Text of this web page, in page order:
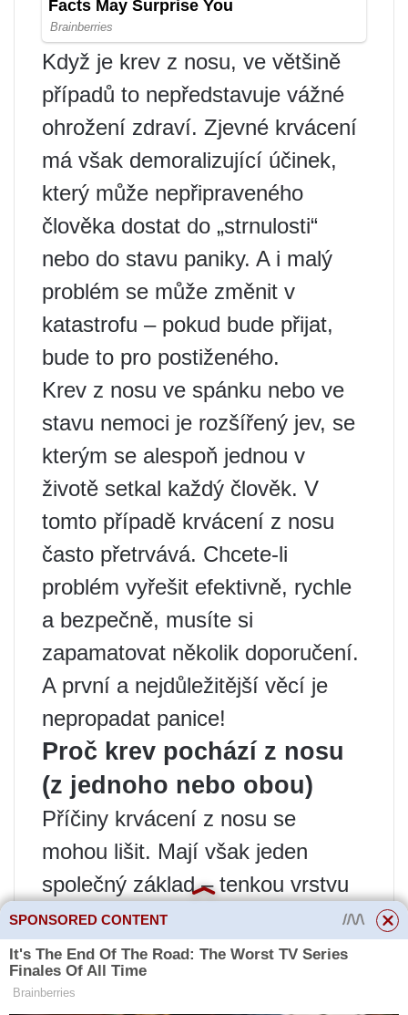
Když je krev z nosu, ve většině
případů to nepředstavuje vážné
ohrožení zdraví. Zjevné krvácení
má však demoralizující účinek,
který může nepřipraveného
člověka dostat do „strnulosti“
nebo do stavu paniky. A i malý
problém se může změnit v
katastrofu – pokud bude přijat,
bude to pro postiženého.
Krev z nosu ve spánku nebo ve
stavu nemoci je rozšířený jev, se
kterým se alespoň jednou v
životě setkal každý člověk. V
tomto případě krvácení z nosu
často přetrvává. Chcete-li
problém vyřešit efektivně, rychle
a bezpečně, musíte si
zapamatovat několik doporučení.
A první a nejdůležitější věcí je
nepropadat panice!
Proč krev pochází z nosu
(z jednoho nebo obou)
Příčiny krvácení z nosu se
mohou lišit. Mají však jeden
společný základ – tenkou vrstvu
tkáně, která pokrývá vnitřní
povrch nosní dutiny. Obsahuje
kapiláru bez tváře. A protože krev
SPONSORED CONTENT